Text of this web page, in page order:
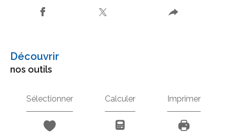
découvrir
nos outils
Sélectionner Calculer Imprimer